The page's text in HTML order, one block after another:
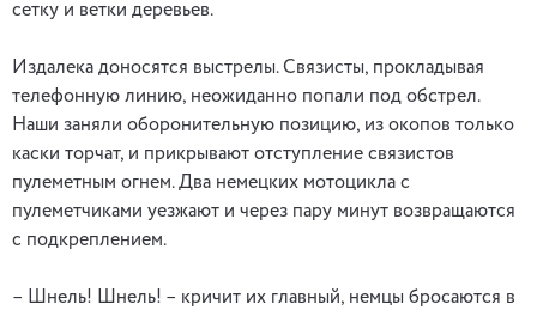
сетку и ветки деревьев.
Издалека доносятся выстрелы. Связисты, прокладывая
телефонную линию, неожиданно попали под обстрел.
Наши заняли оборонительную позицию, из окопов только
каски торчат, и прикрывают отступление связистов
пулеметным огнем. Два немецких мотоцикла с
пулеметчиками уезжают и через пару минут возвращаются
с подкреплением.
– Шнель! Шнель! – кричит их главный, немцы бросаются в